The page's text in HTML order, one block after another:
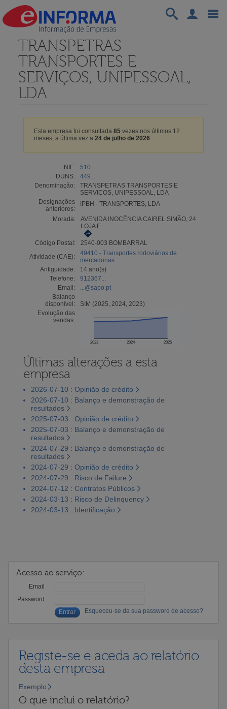
TRANSPETRAS
TRANSPORTES E
SERVIÇOS, UNIPESSOAL,
LDA
Esta empresa foi consultada 85vezes nos últimos 12
meses, a última vez a 24 de julho de 2026.
NIF:
510...
DUNS:
449...
Denominação:
TRANSPETRAS TRANSPORTES E
SERVIÇOS, UNIPESSOAL, LDA
Designações
anteriores:
IPBH - TRANSPORTES, LDA
Morada:
AVENIDA INOCÊNCIA CAIREL SIMÃO, 24
LOJA F
Código Postal:
2540-003 BOMBARRAL
Atividade (CAE):
49410 - Transportes rodoviários de
mercadorias
Antiguidade:
14 ano(s)
Telefone:
912367...
Email:
...@sapo.pt
Balanço
disponível:
SIM (2025, 2024, 2023)
Evolução das
vendas:
2023 2024 2025
Últimas alterações a esta
empresa
2026-07-10 : Opinião de crédito
2026-07-10 : Balanço e demonstração de
resultados
2025-07-03 : Opinião de crédito
2025-07-03 : Balanço e demonstração de
resultados
2024-07-29 : Balanço e demonstração de
resultados
2024-07-29 : Opinião de crédito
2024-07-29 : Risco de Failure
2024-07-12 : Contratos Públicos
2024-03-13 : Risco de Delinquency
2024-03-13 : Identificação
Acesso ao serviço:
Email
Password
Esqueceu-se da sua password de acesso?
Registe-se e aceda ao relatório
desta empresa
Exemplo
O que inclui o relatório?